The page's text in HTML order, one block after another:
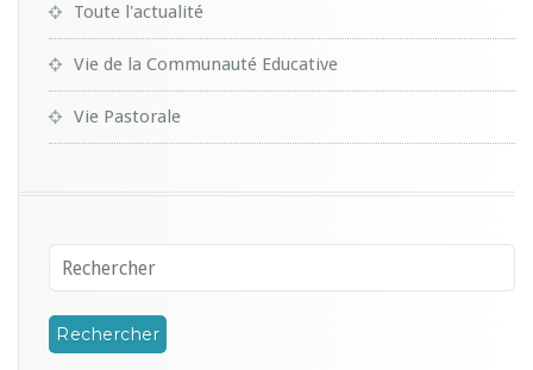
Toute l'actualité
Vie de la Communauté Educative
Vie Pastorale